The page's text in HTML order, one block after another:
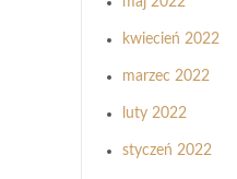
kwiecień 2022
marzec 2022
luty 2022
styczeń 2022